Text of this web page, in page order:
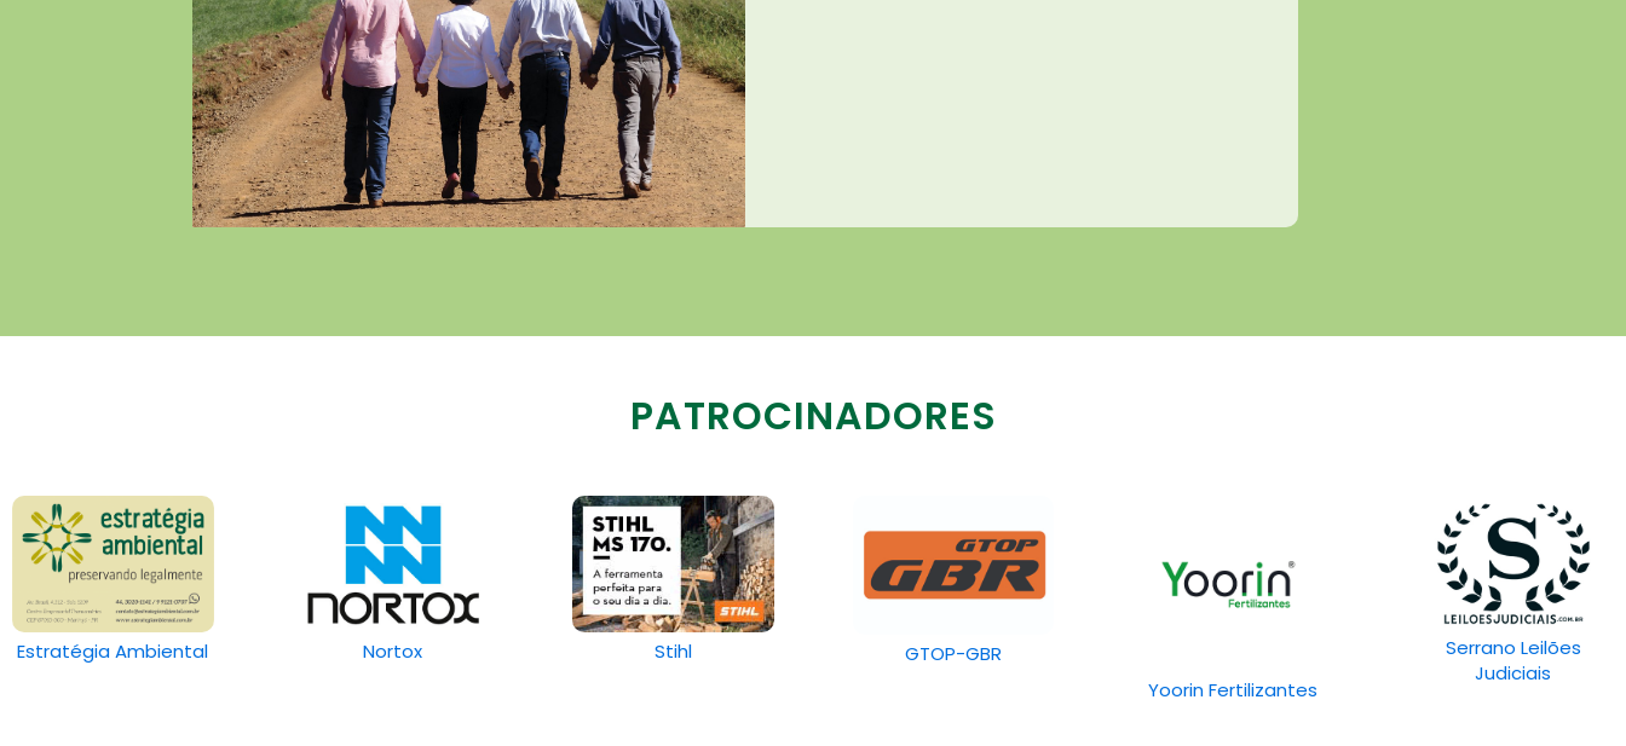
PATROCINADORES
Estratégia Ambiental Nortox Stihl
GTOP-GBR
Yoorin Fertilizantes
Serrano Leilões
Judiciais